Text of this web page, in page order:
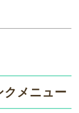
クメニュー